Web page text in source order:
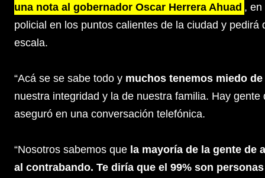
una nota al gobernador Oscar Herrera Ahuad , en
policial en los puntos calientes de la ciudad y
escala.
“Acá se se sabe todo y muchos tenemos miedo
nuestra integridad y la de nuestra familia. Hay gente
aseguró en una conversación telefónica.
“Nosotros sabemos que la mayoría de la gente de
al contrabando. Te diría que el 99% son